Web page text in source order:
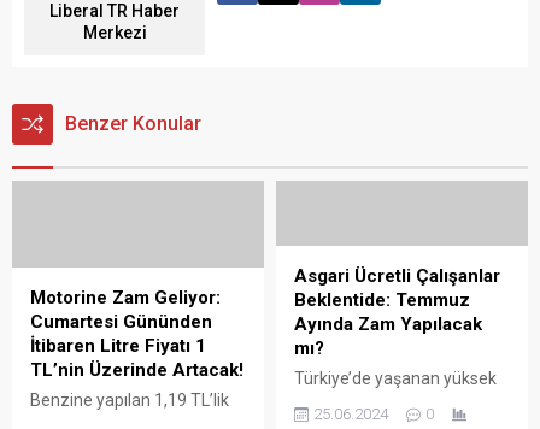
Liberal TR Haber
Merkezi
Benzer Konular
Motorine Zam Geliyor:
Cumartesi Gününden
İtibaren Litre Fiyatı 1
TL’nin Üzerinde Artacak!
Benzine yapılan 1,19 TL’lik
Asgari Ücretli Çalışanlar
Beklentide: Temmuz
Ayında Zam Yapılacak
mı?
Türkiye’de yaşanan yüksek
25.06.2024 0